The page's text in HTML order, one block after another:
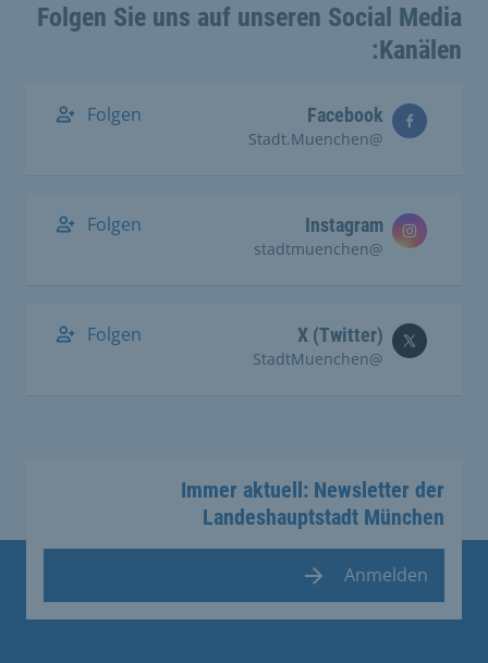
Folgen Sie uns auf unseren Social Media
Kanälen:
Facebook
@Stadt.Muenchen
Folgen
Instagram
@stadtmuenchen
Folgen
X (Twitter)
@StadtMuenchen
Folgen
Immer aktuell: Newsletter der
Landeshauptstadt München
Anmelden